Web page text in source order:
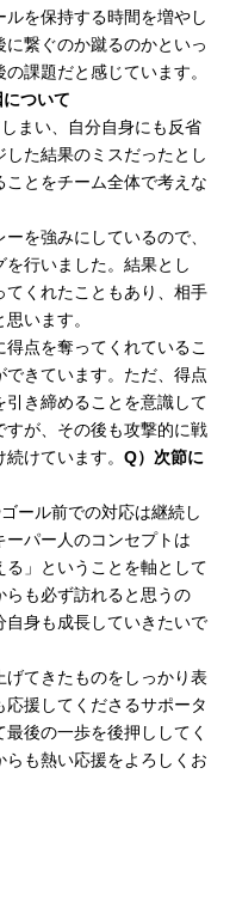
を保持する時間を増やし
繋ぐのか蹴るのかといっ
課題だと感じています。
ついて
まい、自分自身にも反省
た結果のミスだったとし
とをチーム全体で考えな
を強みにしているので、
行いました。結果とし
くれたこともあり、相手
います。
点を奪ってくれているこ
きています。ただ、得点
き締めることを意識して
が、その後も攻撃的に戦
けています。 Q）次節に
ール前での対応は継続し
パー人のコンセプトは
る」ということを軸として
も必ず訪れると思うの
身も成長していきたいで
てきたものをしっかり表
援してくださるサポータ
後の一歩を後押ししてく
も熱い応援をよろしくお